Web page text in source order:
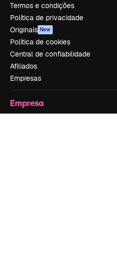
Termos e condições
Política de privacidade
Originais New
Política de cookies
Central de confiabilidade
Afiliados
Empresas
Empresa